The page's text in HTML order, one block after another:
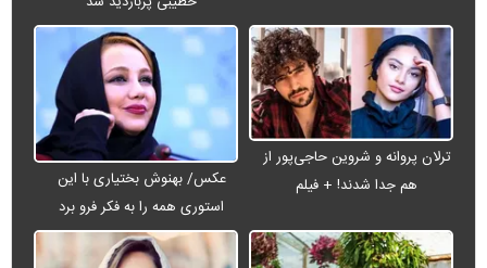
ترلان پروانه و شروین حاجی‌پور از
هم جدا شدند! + فیلم
عکس/ بهنوش بختیاری با این
استوری همه را به فکر فرو برد